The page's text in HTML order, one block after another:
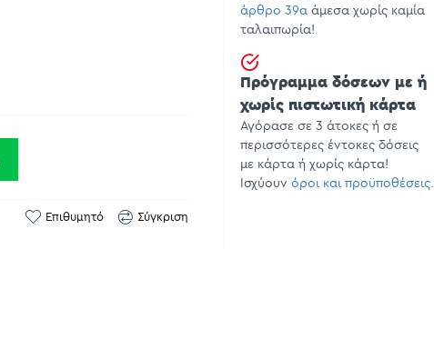
Επιθυμητό Σύγκριση
άρθρο 39α άμεσα χωρίς καμία
ταλαιπωρία!
Πρόγραμμα δόσεων με ή
χωρίς πιστωτική κάρτα
Αγόρασε σε 3 άτοκες ή σε
περισσότερες έντοκες δόσεις
με κάρτα ή χωρίς κάρτα!
Ισχύουν όροι και προϋποθέσεις.